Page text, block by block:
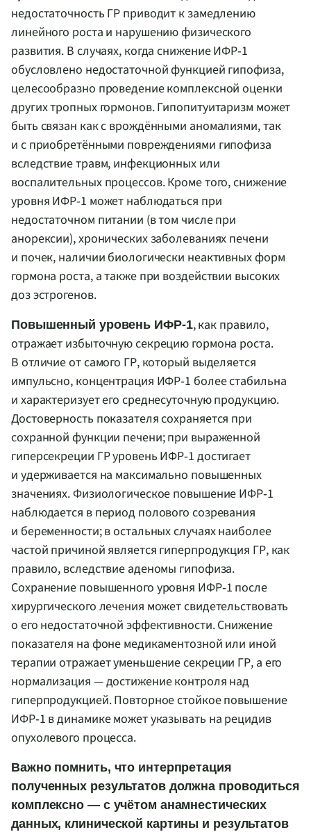
недостаточность ГР приводит к замедлению
линейного роста и нарушению физического
развития. В случаях, когда снижение ИФР‑1
обусловлено недостаточной функцией гипофиза,
целесообразно проведение комплексной оценки
других тропных гормонов. Гипопитуитаризм может
быть связан как с врождёнными аномалиями, так
и с приобретёнными повреждениями гипофиза
вследствие травм, инфекционных или
воспалительных процессов. Кроме того, снижение
уровня ИФР‑1 может наблюдаться при
недостаточном питании (в том числе при
анорексии), хронических заболеваниях печени
и почек, наличии биологически неактивных форм
гормона роста, а также при воздействии высоких
доз эстрогенов.
Повышенный уровень ИФР‑1, как правило,
отражает избыточную секрецию гормона роста.
В отличие от самого ГР, который выделяется
импульсно, концентрация ИФР‑1 более стабильна
и характеризует его среднесуточную продукцию.
Достоверность показателя сохраняется при
сохранной функции печени; при выраженной
гиперсекреции ГР уровень ИФР‑1 достигает
и удерживается на максимально повышенных
значениях. Физиологическое повышение ИФР‑1
наблюдается в период полового созревания
и беременности; в остальных случаях наиболее
частой причиной является гиперпродукция ГР, как
правило, вследствие аденомы гипофиза.
Сохранение повышенного уровня ИФР‑1 после
хирургического лечения может свидетельствовать
о его недостаточной эффективности. Снижение
показателя на фоне медикаментозной или иной
терапии отражает уменьшение секреции ГР, а его
нормализация — достижение контроля над
гиперпродукцией. Повторное стойкое повышение
ИФР‑1 в динамике может указывать на рецидив
опухолевого процесса.
Важно помнить, что интерпретация
полученных результатов должна проводиться
комплексно — с учётом анамнестических
данных, клинической картины и результатов